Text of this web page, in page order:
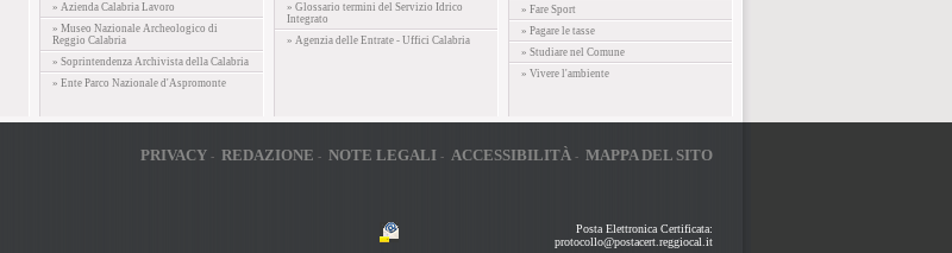
» Azienda Calabria Lavoro
» Museo Nazionale Archeologico di
Reggio Calabria
» Soprintendenza Archivista della Calabria
» Ente Parco Nazionale d'Aspromonte
» Glossario termini del Servizio Idrico
Integrato
» Agenzia delle Entrate - Uffici Calabria
» Fare Sport
» Pagare le tasse
» Studiare nel Comune
» Vivere l'ambiente
PRIVACY - REDAZIONE - NOTE LEGALI - ACCESSIBILITÀ- MAPPA DEL SITO
Posta Elettronica Certificata:
protocollo@postacert.reggiocal.it